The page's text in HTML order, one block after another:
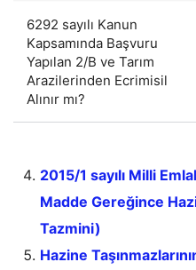
6292 sayılı Kanun
Kapsamında Başvuru
Yapılan 2/B ve Tarım
Arazilerinden Ecrimisil
Alınır mı?
2015/1 sayılı Milli
Madde Gereğince
Tazmini)
Hazine